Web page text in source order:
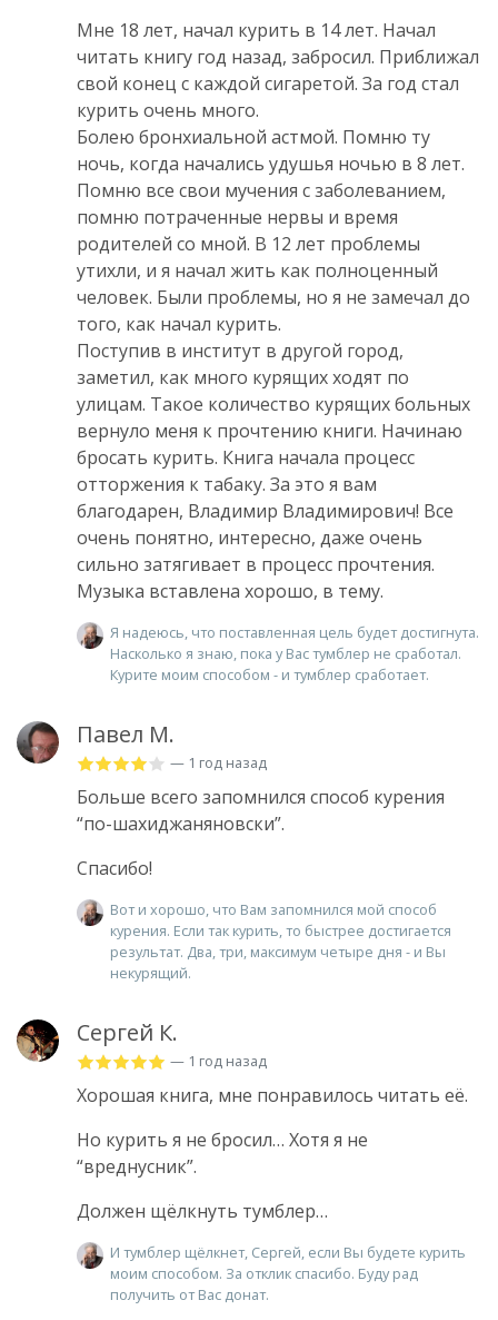
Мне 18 лет, начал курить в 14 лет. Начал
читать книгу год назад, забросил. Приближал
свой конец с каждой сигаретой. За год стал
курить очень много.
Болею бронхиальной астмой. Помню ту
ночь, когда начались удушья ночью в 8 лет.
Помню все свои мучения с заболеванием,
помню потраченные нервы и время
родителей со мной. В 12 лет проблемы
утихли, и я начал жить как полноценный
человек. Были проблемы, но я не замечал до
того, как начал курить.
Поступив в институт в другой город,
заметил, как много курящих ходят по
улицам. Такое количество курящих больных
вернуло меня к прочтению книги. Начинаю
бросать курить. Книга начала процесс
отторжения к табаку. За это я вам
благодарен, Владимир Владимирович! Все
очень понятно, интересно, даже очень
сильно затягивает в процесс прочтения.
Музыка вставлена хорошо, в тему.
Я надеюсь, что поставленная цель будет достигнута.
Насколько я знаю, пока у Вас тумблер не сработал.
Курите моим способом - и тумблер сработает.
Павел М.
— 1 год назад
Больше всего запомнился способ курения
“по-шахиджаняновски”.
Спасибо!
Вот и хорошо, что Вам запомнился мой способ
курения. Если так курить, то быстрее достигается
результат. Два, три, максимум четыре дня - и Вы
некурящий.
Сергей К.
— 1 год назад
Хорошая книга, мне понравилось читать её.
Но курить я не бросил… Хотя я не
“вреднусник”.
Должен щёлкнуть тумблер…
И тумблер щёлкнет, Сергей, если Вы будете курить
моим способом. За отклик спасибо. Буду рад
получить от Вас донат.